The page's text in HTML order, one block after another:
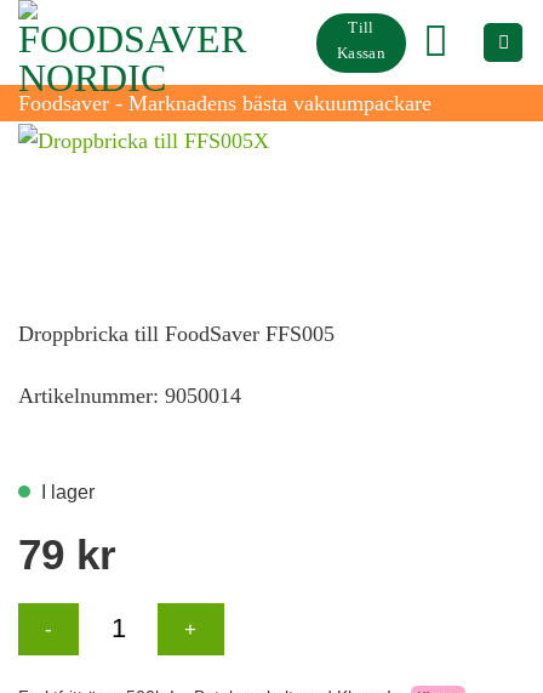
Skip
content
Till
Kassan
Foodsaver - Marknadens bästa vakuumpackare
Droppbricka till FoodSaver FFS005
Artikelnummer: 9050014